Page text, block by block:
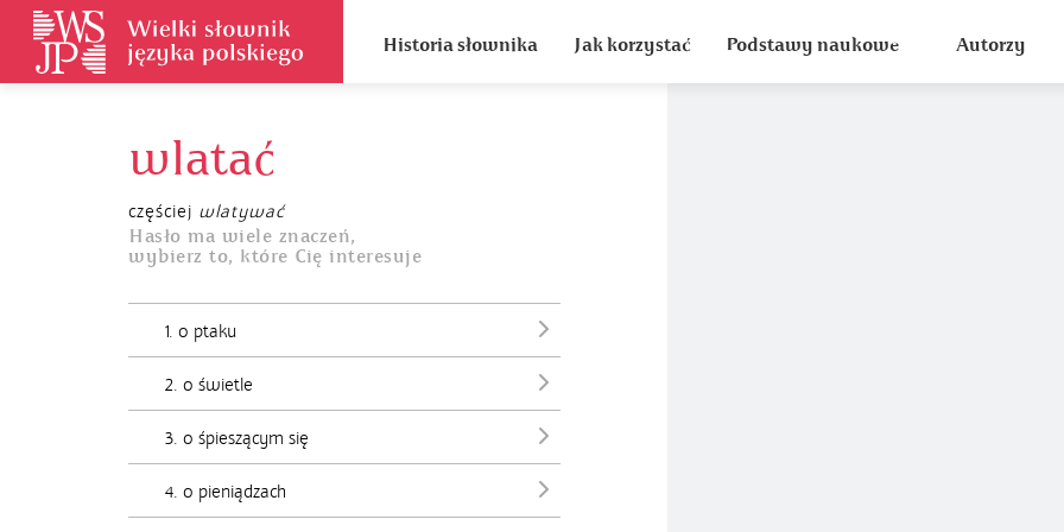
Historia słownika Jak korzystać Podstawy naukowe Autorzy
wlatać
częściej wlatywać
Hasło ma wiele znaczeń,
wybierz to, które Cię interesuje
1. o ptaku
2. o świetle
3. o śpieszącym się
4. o pieniądzach